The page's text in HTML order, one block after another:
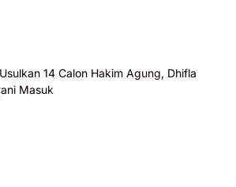
14 Calon Hakim Agung, Dhifla
Masuk